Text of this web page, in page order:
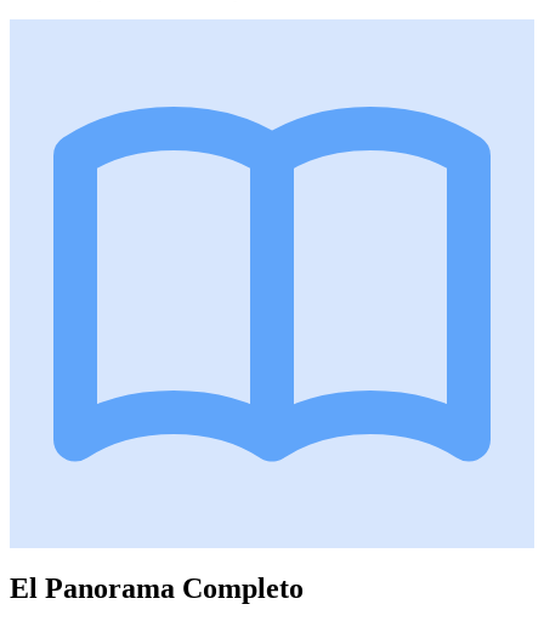
El Panorama Completo